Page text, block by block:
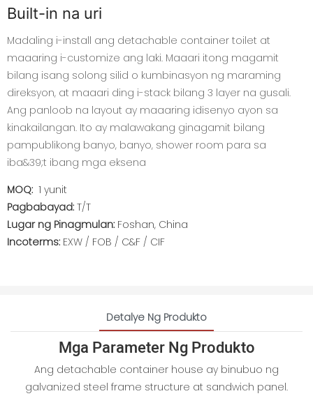
Built-in na uri
Madaling i-install ang detachable container toilet at
maaaring i-customize ang laki. Maaari itong magamit
bilang isang solong silid o kumbinasyon ng maraming
direksyon, at maaari ding i-stack bilang 3 layer na gusali.
Ang panloob na layout ay maaaring idisenyo ayon sa
kinakailangan. Ito ay malawakang ginagamit bilang
pampublikong banyo, banyo, shower room para sa
iba&39;t ibang mga eksena
MOQ: 1 yunit
Pagbabayad: T/T
Lugar ng Pinagmulan: Foshan, China
Incoterms: EXW / FOB / C&F / CIF
Detalye Ng Produkto
Mga Parameter Ng Produkto
Ang detachable container house ay binubuo ng
galvanized steel frame structure at sandwich panel.